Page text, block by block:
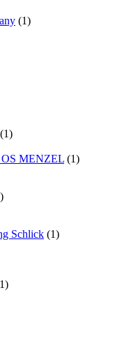
(1)
(1)
MENZEL (1)
Schlick (1)